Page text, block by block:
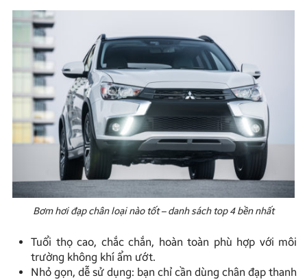
Bơm hơi đạp chân loại nào tốt – danh sách top 4 bền nhất
Tuổi thọ cao, chắc chắn, hoàn toàn phù hợp với môi
trường không khí ẩm ướt.
Nhỏ gọn, dễ sử dụng: bạn chỉ cần dùng chân đạp thanh